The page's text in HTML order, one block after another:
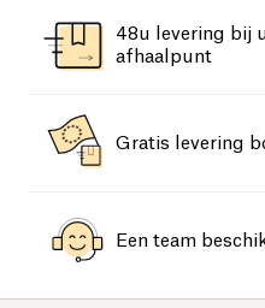
48u levering bij
afhaalpunt
Gratis levering
Een team